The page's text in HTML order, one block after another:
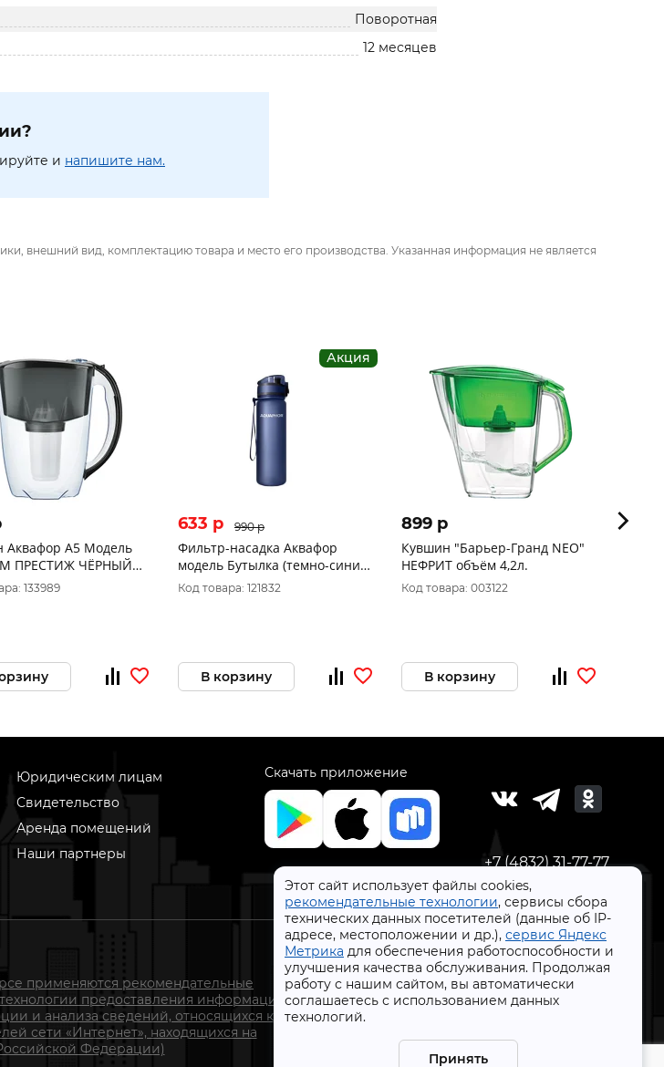
Этот сайт использует файлы cookies,
рекомендательные технологии, сервисы сбора
технических данных посетителей (данные об IP-
адресе, местоположении и др.), сервис Яндекс
Метрика для обеспечения работоспособности и
улучшения качества обслуживания. Продолжая
работу с нашим сайтом, вы автоматически
соглашаетесь с использованием данных
технологий.
Принять
Поворотная
12 месяцев
и напишите нам.
внешний вид, комплектацию товара и место его производства. Указанная информация не является
Аквафор А5 Модель
ПРЕСТИЖ ЧЁРНЫЙ
133989
Акция
633 p 990 p
Фильтр-насадка Аквафор
модель Бутылка (темно-синий)
*АКЦИЯ
Код товара: 121832
В корзину
899 p
Кувшин "Барьер-Гранд NEO"
НЕФРИТ объём 4,2л.
Код товара: 003122
В корзину
619
Юридическим лицам
Свидетельство
Аренда помещений
Наши партнеры
Скачать приложение
+7 (4832) 31-77-77
применяются рекомендательные
предоставления информации
и анализа сведений, относящихся к
сети «Интернет», находящихся на
Федерации)
СтройлоН 1998-2026 г.
Публичная оферта
Обработка персональных данных
Политика конфиденциальности сервисов Яндекс